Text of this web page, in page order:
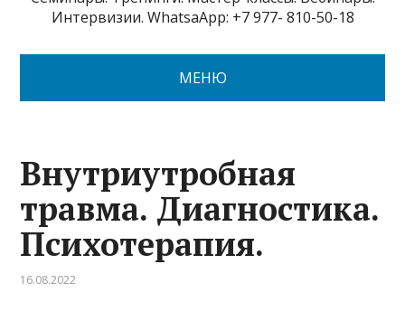
Интервизии. WhatsaApp: +7 977- 810-50-18
МЕНЮ
Внутриутробная
травма. Диагностика.
Психотерапия.
16.08.2022